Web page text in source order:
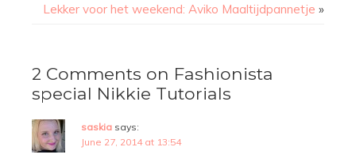
Lekker voor het weekend: Aviko Maaltijdpannetje »
2 Comments on Fashionista
special Nikkie Tutorials
saskia says:
June 27, 2014 at 13:54